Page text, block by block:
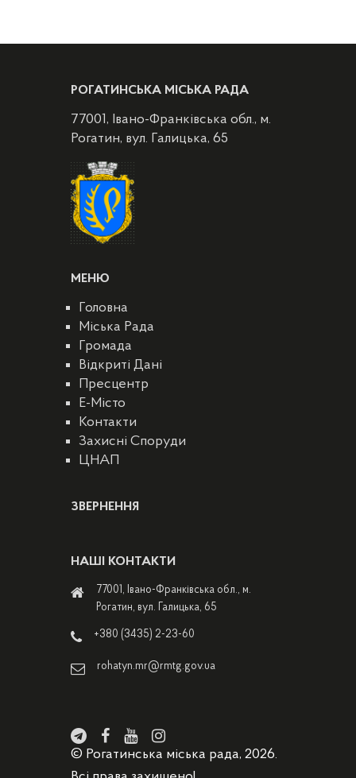
РОГАТИНСЬКА МІСЬКА РАДА
77001, Івано-Франківська обл., м.
Рогатин, вул. Галицька, 65
МЕНЮ
Головна
Міська Рада
Громада
Відкриті Дані
Пресцентр
E-Місто
Контакти
Захисні Споруди
ЦНАП
ЗВЕРНЕННЯ
НАШІ КОНТАКТИ
77001, Івано-Франківська обл., м.
Рогатин, вул. Галицька, 65
+380 (3435) 2-23-60
rohatyn.mr@rmtg.gov.ua
© Рогатинська міська рада, 2026.